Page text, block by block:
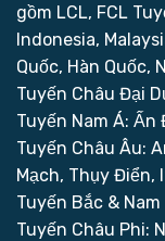
gồm LCL, FCL
Indonesia,
Quốc, Hàn Quốc,
Tuyến Châu Đại
Tuyến Nam Á: Ấn
Tuyến Châu Âu:
Mạch, Thụy Điển,
Tuyến Bắc &
Tuyến Châu Phi: